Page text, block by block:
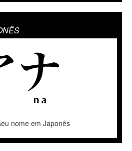
nome em Japonês